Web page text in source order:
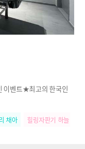
이벤트★최고의 한국인
채아 힐링자판기 하늘